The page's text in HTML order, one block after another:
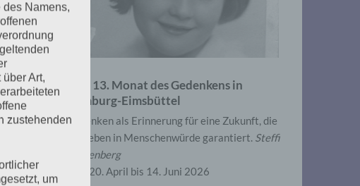
Zum 13. Monat des Gedenkens in
Hamburg-Eimsbüttel
Gedenken als Erinnerung für eine Zukunft, die
ein Leben in Menschenwürde garantiert. Steffi
Wittenberg
Vom 20. April bis 14. Juni 2026
Namens,
Art,
zustehenden
um